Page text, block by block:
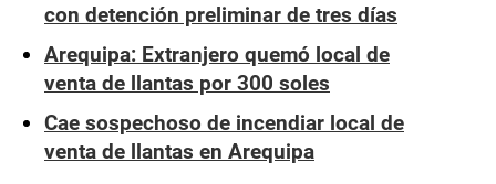
con detención preliminar de tres días
Arequipa: Extranjero quemó local de
venta de llantas por 300 soles
Cae sospechoso de incendiar local de
venta de llantas en Arequipa